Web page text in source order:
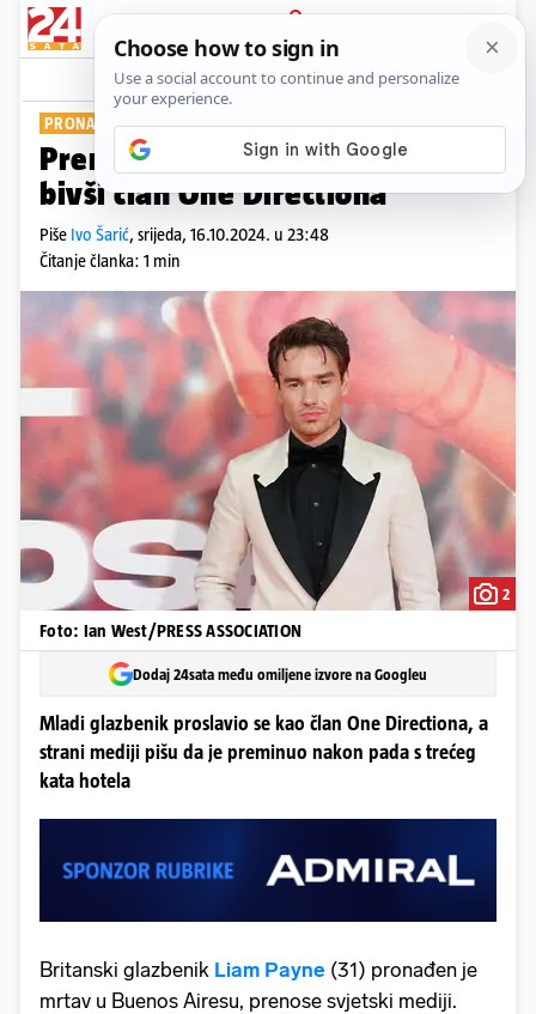
PRIJAVA
Show
PRONAŠLI GA MRTVOG
Preminuo je Liam Payne (31),
bivši član One Directiona
Piše Ivo Šarić, srijeda, 16.10.2024. u 23:48
Čitanje članka: 1 min
2
Foto: Ian West/PRESS ASSOCIATION
Dodaj 24sata među omiljene izvore na Googleu
Mladi glazbenik proslavio se kao član One Directiona, a
strani mediji pišu da je preminuo nakon pada s trećeg
kata hotela
Britanski glazbenik Liam Payne (31) pronađen je
mrtav u Buenos Airesu, prenose svjetski mediji.